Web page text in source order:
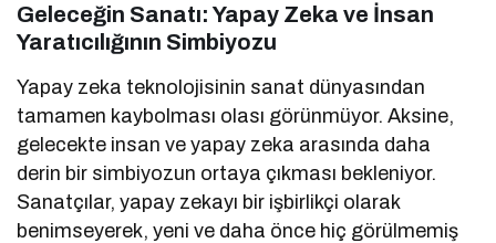
Geleceğin Sanatı: Yapay Zeka ve İnsan
Yaratıcılığının Simbiyozu
Yapay zeka teknolojisinin sanat dünyasından
tamamen kaybolması olası görünmüyor. Aksine,
gelecekte insan ve yapay zeka arasında daha
derin bir simbiyozun ortaya çıkması bekleniyor.
Sanatçılar, yapay zekayı bir işbirlikçi olarak
benimseyerek, yeni ve daha önce hiç görülmemiş